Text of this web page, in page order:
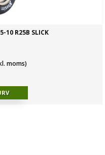
10 R25B SLICK
moms)